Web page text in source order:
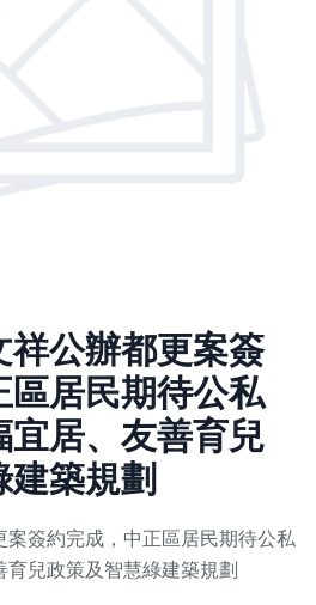
祥公辦都更案簽
區居民期待公私
宜居、友善育兒
建築規劃
簽約完成，中正區居民期待公私
兒政策及智慧綠建築規劃